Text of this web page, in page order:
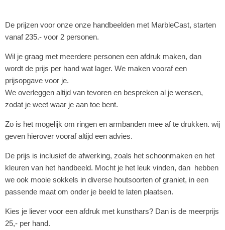
De prijzen voor onze onze handbeelden met MarbleCast, starten
vanaf 235.- voor 2 personen.
Wil je graag met meerdere personen een afdruk maken, dan
wordt de prijs per hand wat lager. We maken vooraf een
prijsopgave voor je.
We overleggen altijd van tevoren en bespreken al je wensen,
zodat je weet waar je aan toe bent.
Zo is het mogelijk om ringen en armbanden mee af te drukken. wij
geven hierover vooraf altijd een advies.
De prijs is inclusief de afwerking, zoals het schoonmaken en het
kleuren van het handbeeld. Mocht je het leuk vinden, dan hebben
we ook mooie sokkels in diverse houtsoorten of graniet, in een
passende maat om onder je beeld te laten plaatsen.
Kies je liever voor een afdruk met kunsthars? Dan is de meerprijs
25,- per hand.